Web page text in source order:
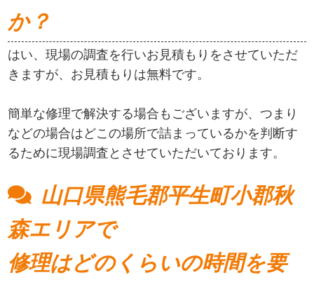
か？
はい、現場の調査を行いお見積もりをさせていただ
きますが、お見積もりは無料です。
簡単な修理で解決する場合もございますが、つまり
などの場合はどこの場所で詰まっているかを判断す
るために現場調査とさせていただいております。
山口県熊毛郡平生町小郡秋
森エリアで
修理はどのくらいの時間を要